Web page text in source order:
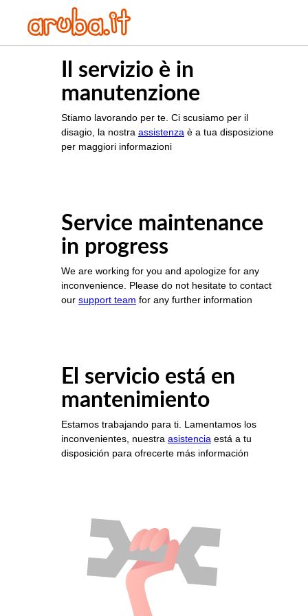
Il servizio è in
manutenzione
Stiamo lavorando per te. Ci scusiamo per il
disagio, la nostra assistenza è a tua disposizione
per maggiori informazioni
Service maintenance
in progress
We are working for you and apologize for any
inconvenience. Please do not hesitate to contact
our support team for any further information
El servicio está en
mantenimiento
Estamos trabajando para ti. Lamentamos los
inconvenientes, nuestra asistencia está a tu
disposición para ofrecerte más información